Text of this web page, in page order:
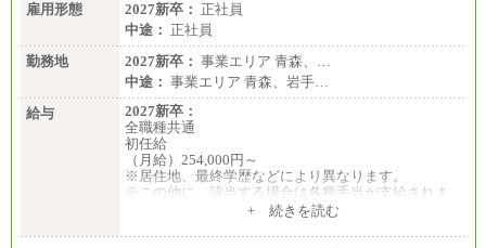
雇用形態
2027新卒： 正社員
中途： 正社員
勤務地
2027新卒： 事業エリア 青森、…
中途： 事業エリア 青森、岩手…
給与
2027新卒：
全職種共通
初任給
（月給）254,000円～
※居住地、最終学歴などにより異なります。
※この他に、該当する場合は各種手当が支給されま
+ 続きを読む